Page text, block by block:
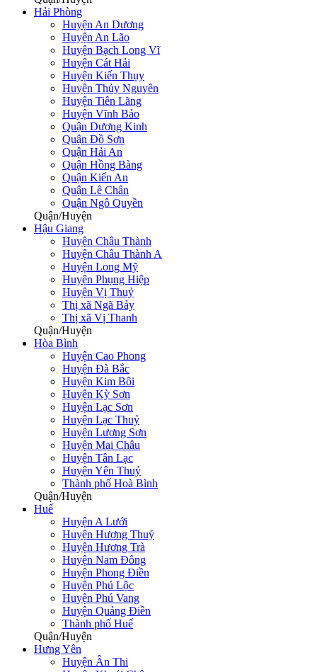
Hải Phòng
Huyện An Dương
Huyện An Lão
Huyện Bạch Long Vĩ
Huyện Cát Hải
Huyện Kiến Thụy
Huyện Thủy Nguyên
Huyện Tiên Lãng
Huyện Vĩnh Bảo
Quận Dương Kinh
Quận Đồ Sơn
Quận Hải An
Quận Hồng Bàng
Quận Kiến An
Quận Lê Chân
Quận Ngô Quyền
Quận/Huyện
Hậu Giang
Huyện Châu Thành
Huyện Châu Thành A
Huyện Long Mỹ
Huyện Phụng Hiệp
Huyện Vị Thuỷ
Thị xã Ngã Bảy
Thị xã Vị Thanh
Quận/Huyện
Hòa Bình
Huyện Cao Phong
Huyện Đà Bắc
Huyện Kim Bôi
Huyện Kỳ Sơn
Huyện Lạc Sơn
Huyện Lạc Thuỷ
Huyện Lương Sơn
Huyện Mai Châu
Huyện Tân Lạc
Huyện Yên Thuỷ
Thành phố Hoà Bình
Quận/Huyện
Huế
Huyện A Lưới
Huyện Hương Thuỷ
Huyện Hương Trà
Huyện Nam Đông
Huyện Phong Điền
Huyện Phú Lộc
Huyện Phú Vang
Huyện Quảng Điền
Thành phố Huế
Quận/Huyện
Hưng Yên
Huyện Ân Thi